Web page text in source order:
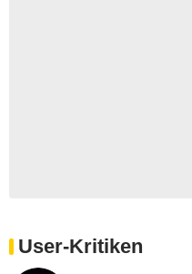
User-Kritiken